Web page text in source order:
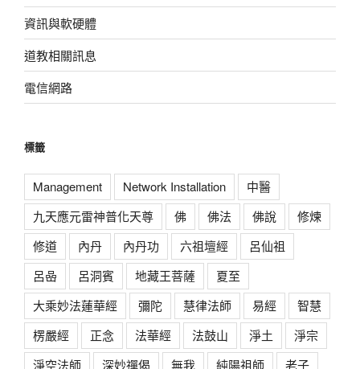
資訊與軟硬體
道教相關訊息
電信網路
標籤
Management Network Installation
中醫
九天應元雷神普化天尊
佛 佛法 佛說
修煉
修道
內丹 內丹功 六祖壇經
呂仙祖
呂喦
呂洞賓 地藏王菩薩
夏至
大乘妙法蓮華經
彌陀 慧律法師 易經
智慧
楞嚴經
正念 法華經 法鼓山 淨土
淨宗
淨空法師
深妙禪偈 無我 純陽祖師 老子